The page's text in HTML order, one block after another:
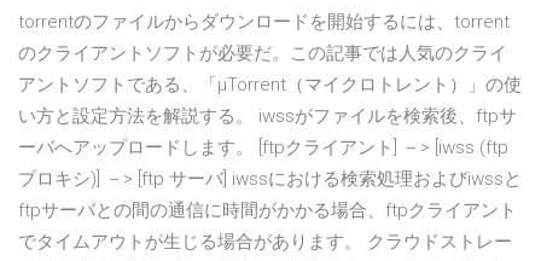
torrentのファイルからダウンロードを開始するには、torrent
のクライアントソフトが必要だ。この記事では人気のクライ
アントソフトである、「µTorrent（マイクロトレント）」の使
い方と設定方法を解説する。 iwssがファイルを検索後、ftpサ
ーバへアップロードします。 [ftpクライアント] －> [iwss (ftp
プロキシ)] －> [ftp サーバ] iwssにおける検索処理およびiwssと
ftpサーバとの間の通信に時間がかかる場合、ftpクライアント
でタイムアウトが生じる場合があります。 クラウドストレー